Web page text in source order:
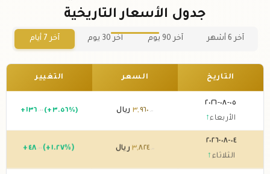
جدول الأسعار التاريخية
آخر 6 أشهر آخر 90 يوم آخر 30 يوم آخر 7 أيام
التاريخ السعر التغيير
٠٥-٠٨-٢٠٢٦
الأربعاء↑
٣,٩٦٠ .٠٠ ريال + ١٣٦ .٠٠ (+٣.٥٦%)
٠٤-٠٨-٢٠٢٦
الثلاثاء ↑
٣,٨٢٤ ريال +٤٨ .٠٠ (+١.٢٧%)